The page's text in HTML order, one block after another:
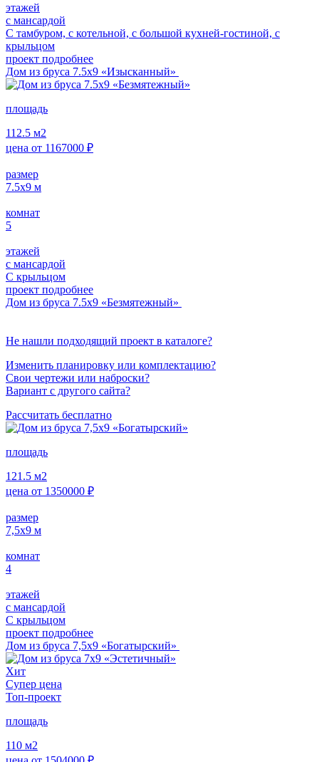
этажей
с мансардой
С тамбуром, с котельной, с большой кухней-гостиной, с
крыльцом
проект подробнее
Дом из бруса 7.5х9 «Изысканный»
площадь
112.5 м2
цена от 1167000 ₽
размер
7.5x9 м
комнат
5
этажей
с мансардой
С крыльцом
проект подробнее
Дом из бруса 7.5х9 «Безмятежный»
Не нашли подходящий проект в каталоге?
Изменить планировку или комплектацию?
Свои чертежи или наброски?
Вариант с другого сайта?
Рассчитать бесплатно
площадь
121.5 м2
цена от 1350000 ₽
размер
7,5x9 м
комнат
4
этажей
с мансардой
С крыльцом
проект подробнее
Дом из бруса 7,5х9 «Богатырский»
Хит
Супер цена
Топ-проект
площадь
110 м2